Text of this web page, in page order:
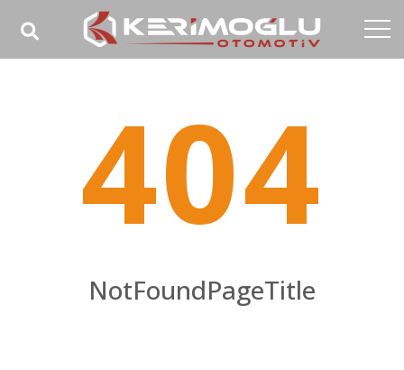
Referanslar
404
NotFoundPageTitle